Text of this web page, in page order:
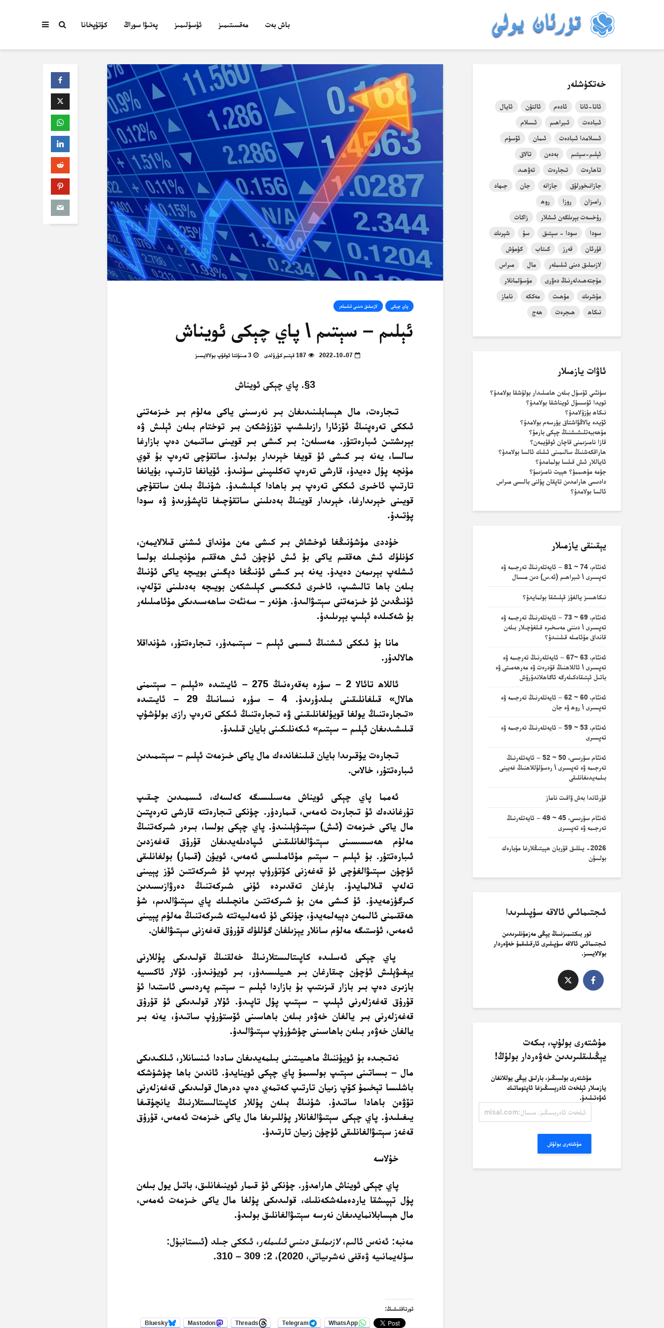
باش بەت مەقسىتىمىز ئۇسۇلىمىز پەتىۋا سوراڭ كۇتۇپخانا
پاي چېكى لازىملىق دىنىي ئىلىملەر
ئېلىم – سېتىم \ پاي چېكى ئويناش
2022-10-07 187 قېتىم كۆرۈلدى 3 مىنۇتتا ئوقۇپ بولالايسىز
3§. پاي چېكى ئويناش
تىجارەت، مال ھېسابلىنىدىغان بىر نەرسىنى ياكى مەلۇم بىر خىزمەتنى
ئىككى تەرەپنىڭ ئۆزئارا رازىلىشىپ تۈزۈشكەن بىر توختام بىلەن ئېلىش ۋە
بېرىشتىن ئىبارەتتۇر. مەسىلەن: بىر كىشى بىر قويىنى ساتىمەن دەپ بازارغا
سالسا، يەنە بىر كىشى ئۇ قويغا خېرىدار بولىدۇ. ساتقۇچى تەرەپ بۇ قوي
مۇنچە پۇل دەيدۇ، قارشى تەرەپ تەكلىپىنى سۇنىدۇ. ئۇيانغا تارتىپ، بۇيانغا
تارتىپ ئاخىرى ئىككى تەرەپ بىر باھادا كېلىشىدۇ. شۇنىڭ بىلەن ساتقۇچى
قويىنى خېرىدارغا، خېرىدار قوينىڭ بەدىلىنى ساتقۇچىغا تاپشۇرىدۇ ۋە سودا
پۈتىدۇ.
خۇددى مۇشۇنىڭغا ئوخشاش بىر كىشى مەن مۇنداق ئىشنى قىلالايمەن،
كۈنلۈك ئىش ھەققىم ياكى بۇ ئىش ئۈچۈن ئىش ھەققىم مۇنچىلىك بولسا
ئىشلەپ بېرىمەن دەيدۇ. يەنە بىر كىشى ئۇنىڭغا دېگىنى بويىچە ياكى ئۇنىڭ
بىلەن باھا تالىشىپ، ئاخىرى ئىككىسى كېلىشكەن بويىچە بەدىلىنى تۆلەپ،
ئۇنىڭدىن ئۇ خىزمەتنى سېتىۋالىدۇ. ھۈنەر – سەنئەت ساھەسىدىكى مۇئامىلىلەر
بۇ شەكىلدە ئېلىپ بېرىلىدۇ.
مانا بۇ ئىككى ئىشنىڭ ئىسمى ئېلىم – سېتىمدۇر، تىجارەتتۇر، شۇنداقلا
ھالالدۇر.
ئاللاھ تائالا 2 – سۈرە بەقەرەنىڭ 275 – ئايىتىدە «ئېلىم – سېتىمنى
ھالال» قىلغانلىقىنى بىلدۈرىدۇ. 4 – سۈرە نىسانىڭ 29 – ئايىتىدە
«تىجارەتنىڭ يولغا قويۇلغانلىقىنى ۋە تىجارەتنىڭ ئىككى تەرەپ رازى بولۇشۇپ
قىلىشىدىغان ئېلىم – سېتىم» ئىكەنلىكىنى بايان قىلىدۇ.
تىجارەت يۇقىرىدا بايان قىلىنغاندەك مال ياكى خىزمەت ئېلىم – سېتىمىدىن
ئىبارەتتۇر، خالاس.
ئەمما پاي چېكى ئويناش مەسىلىسىگە كەلسەك، ئىسمىدىن چىقىپ
تۇرغاندەك ئۇ تىجارەت ئەمەس، قىماردۇر. چۈنكى تىجارەتتە قارشى تەرەپتىن
مال ياكى خىزمەت (ئىش) سېتىۋېلىنىدۇ. پاي چېكى بولسا، بىرەر شىركەتنىڭ
مەلۇم ھەسسىسىنى سېتىۋالغانلىقىنى ئىپادىلەيدىغان قۇرۇق قەغەزدىن
ئىبارەتتۇر. بۇ ئېلىم – سېتىم مۇئامىلىسى ئەمەس، ئويۇن (قىمار) بولغانلىقى
ئۈچۈن سېتىۋالغۇچى ئۇ قەغەزنى كۆتۈرۈپ بېرىپ ئۇ شىركەتتىن ئۆز پېيىنى
تەلەپ قىلالمايدۇ. بارغان تەقدىردە ئۇنى شىركەتنىڭ دەرۋازىسىدىن
كىرگۈزمەيدۇ. ئۇ كىشى مەن بۇ شىركەتتىن مانچىلىك پاي سېتىۋالدىم، شۇ
ھەققىمنى ئالىمەن دېيەلمەيدۇ، چۈنكى ئۇ ئەمەلىيەتتە شىركەتنىڭ مەلۇم پېيىنى
ئەمەس، ئۈستىگە مەلۇم سانلار يېزىلغان گۈللۈك قۇرۇق قەغەزنى سېتىۋالغان.
پاي چېكى ئەسلىدە كاپىتالىستلارنىڭ خەلقنىڭ قولىدىكى پۇللارنى
يېغىۋېلىش ئۈچۈن چىقارغان بىر ھىيلىسىدۇر، بىر ئويۇنىدۇر. ئۇلار ئاكسىيە
بازىرى دەپ بىر بازار قىزىتىپ بۇ بازاردا ئېلىم – سېتىم پەردىسى ئاستىدا ئۇ
قۇرۇق قەغەزلەرنى ئېلىپ – سېتىپ پۇل تاپىدۇ. ئۇلار قولىدىكى ئۇ قۇرۇق
قەغەزلەرنى بىر يالغان خەۋەر بىلەن باھاسىنى ئۆستۈرۈپ ساتىدۇ، يەنە بىر
يالغان خەۋەر بىلەن باھاسىنى چۈشۈرۈپ سېتىۋالىدۇ.
نەتىجىدە بۇ ئويۇننىڭ ماھىيىتىنى بىلمەيدىغان ساددا ئىنسانلار، ئىلكىدىكى
مال – بىساتىنى سېتىپ بولسىمۇ پاي چېكى ئوينايدۇ. ئاندىن باھا چۈشۈشكە
باشلىسا تېخىمۇ كۆپ زىيان تارتىپ كەتمەي دەپ دەرھال قولىدىكى قەغەزلەرنى
تۆۋەن باھادا ساتىدۇ. شۇنىڭ بىلەن پۇللار كاپىتالىستلارنىڭ يانچۇقىغا
يىغىلىدۇ. پاي چېكى سېتىۋالغانلار پۇللىرىغا مال ياكى خىزمەت ئەمەس، قۇرۇق
قەغەز سېتىۋالغانلىقى ئۈچۈن زىيان تارتىدۇ.
خۇلاسە
پاي چېكى ئويناش ھارامدۇر. چۈنكى ئۇ قىمار ئوينىغانلىق، باتىل يول بىلەن
پۇل تېپىشقا ياردەملەشكەنلىك، قولىدىكى پۇلغا مال ياكى خىزمەت ئەمەس،
مال ھېسابلانمايدىغان نەرسە سېتىۋالغانلىق بولىدۇ.
مەنبە: ئەنەس ئالىم،لازىملىق دىنىي ئىلىملەر ، ئىككى جىلد (ئىستانبۇل:
سۈلەيمانىيە ۋەقفى نەشرىياتى، 2020)، 2: 309 – 310.
ئورتاقلىشىڭ:
WhatsApp
Telegram
Threads
Mastodon
Bluesky
خەتكۈشلەر
ئاتا-ئانا ئادەم ئالتۇن
ئايال
ئىبادەت
ئىبراھىم
ئىسلام
ئىسلامدا ئىبادەت
ئىمان
ئۆسۈم
ئېلىم-سېتىم
بەدەن
تالاق
تاھارەت
تىجارەت
تەۋھىد
جازانىخورلۇق
جازانە جان
جىھاد
رامىزان
روزا
روھ
رۇخسەت بېرىلگەن ئىشلار
زاكات
سودا
سودا - سېتىق سۇ
شېرىك
قۇرئان
قەرز كىتاب
كۈمۈش
لازىملىق دىنى ئىلىملەر
مال
مىراس
مۇجتەھىدلەرنىڭ دەۋرى
مۇسۇلمانلار
مۇشرىك
مۇھىت مەككە
ناماز
نىكاھ
ھىجرەت ھەج
ئاۋات يازمىلار
سۈنئىي ئۇسۇل بىلەن ھامىلىدار بولۇشقا بولامدۇ؟
تويدا ئۇسسۇل ئويناشقا بولامدۇ؟
نىكاھ بۇزۇلامدۇ؟
ئۆيدە يالاڭۋاشتاق يۈرسەم بولامدۇ؟
مۇھەببەتلىشىشنىڭ چېكى بارمۇ؟
قازا نامىزىمنى قاچان ئوقۇيمەن؟
ھاراقكەشنىڭ سالىمىنى ئىلىك ئالسا بولامدۇ؟
ئاياللار ئىش قىلسا بولمامدۇ؟
جۈمە مۇھىممۇ؟ ھېيت نامىزىمۇ؟
دادىسى ھارامدىن تاپقان پۇلنى بالىسى مىراس
ئالسا بولامدۇ؟
يېقىنقى يازمىلار
ئەنئام، 74 ~ 81 – ئايەتلەرنىڭ تەرجىمە ۋە
تەپسىرى \ ئىبراھىم (ئە.س) دىن مىسال
نىكاھسىز يالغۇز قېلىشقا بولمايدۇ؟
ئەنئام، 69 ~ 73 – ئايەتلەرنىڭ تەرجىمە ۋە
تەپسىرى \ دىننى مەسخىرە قىلغۇچىلار بىلەن
قانداق مۇئامىلە قىلىنىدۇ؟
ئەنئام، 63 ~67 – ئايەتلەرنىڭ تەرجىمە ۋە
تەپسىرى \ ئاللاھنىڭ قۇدرەت ۋە مەرھەمىتى ۋە
باتىل ئېتىقادكىلەرگە ئاگاھلاندۇرۇش
ئەنئام، 60 ~ 62 – ئايەتلەرنىڭ تەرجىمە ۋە
تەپسىرى \ روھ ۋە جان
ئەنئام، 53 ~ 59 – ئايەتلەرنىڭ تەرجىمە ۋە
تەپسىرى
ئەنئام سۈرىسى، 50 ~ 52 – ئايەتلەرنىڭ
تەرجىمە ۋە تەپسىرى \ رەسۇلۇللاھنىڭ غەيبنى
بىلمەيدىغانلىقى
قۇرئاندا بەش ۋاقىت ناماز
ئەنئام سۈرىسى، 45 ~ 49 – ئايەتلەرنىڭ
تەرجىمە ۋە تەپسىرى
2026- يىللىق قۇربان ھېيتىڭلارغا مۇبارەك
بولسۇن
ئىجتىمائىي ئالاقە سۇپىلىرىدا
تور بىكتىمىزنىىڭ يېڭى مەزمۇنلىرىدىن
ئىجتىمائىي ئالاقە سۇپىلىرى ئارقىلىقمۇ خەۋەردار
بولالايسىز.
مۇشتەرى بولۇپ، بىكەت
يېڭىلىقلىرىدىن خەۋەردار بولۇڭ!
مۇشتەرى بولسىڭىز، بارلىق يېڭى يوللانغان
يازمىلار ئېلخەت ئادرېسىڭىزغا ئاپتوماتىك
ئەۋەتىلىدۇ.
ئادرېسىڭىز.
مۇشتەرى بولۇش